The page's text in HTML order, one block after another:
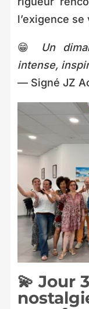
l’exigence
😁
Un
intense,
— Signé JZ
💫 Jour